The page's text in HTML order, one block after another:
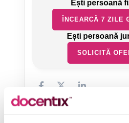
ÎNCEARCĂ 7 ZILE
SOLICITĂ